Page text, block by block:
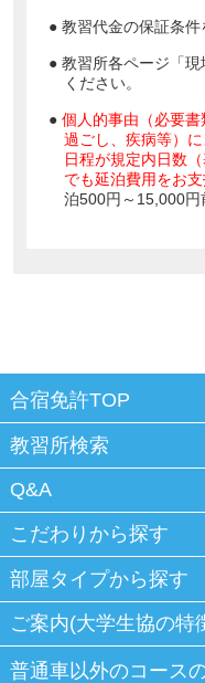
● 教習代金の保証条件
● 教習所各ページ「
ください。
●個人的事由（必要書
過ごし、疾病等）
日程が規定内日数
でも延泊費用をお支
泊500円～15,000円
合宿免許TOP
教習所検索
Q&A
こだわりから探す
部屋タイプから探す
ご案内(大学生協の特
普通車以外のコース